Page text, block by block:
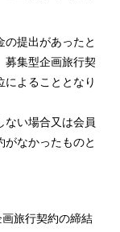
の提出があったと
募集型企画旅行契
によることとなり
ない場合又は会員
がなかったものと
旅行契約の締結